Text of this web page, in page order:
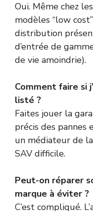
Oui. Même chez
modèles “low
distribution
d’entrée de
de vie amoindrie).
Comment faire si
listé ?
Faites jouer la
précis des pannes
un médiateur de
SAV difficile.
Peut-on réparer
marque à éviter ?
C’est compliqué.